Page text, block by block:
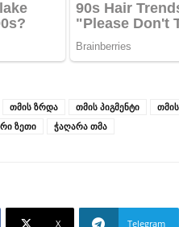
თმის ზრდა თმის პიგმენტი
ზეთი ჭაღარა თმა
X Telegram